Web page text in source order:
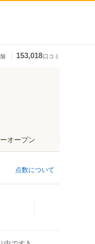
153,018口コミ
オープン
点数について